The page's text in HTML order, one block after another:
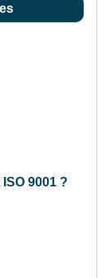
9001 ?